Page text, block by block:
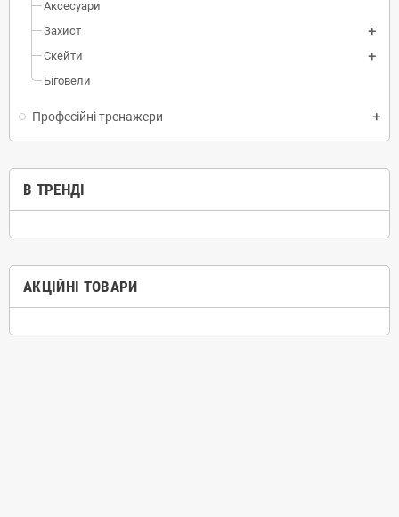
Аксесуари
Захист
Скейти
Біговели
Професійні тренажери
В ТРЕНДІ
АКЦІЙНІ ТОВАРИ